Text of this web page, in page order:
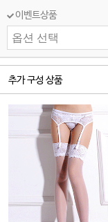
이벤트상품
추가 구성 상품